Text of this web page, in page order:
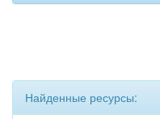
Найденные ресурсы: